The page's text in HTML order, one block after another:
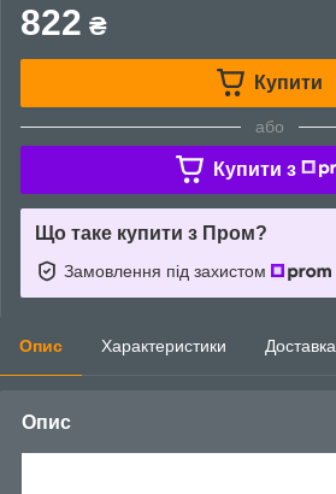
822 ₴
Купити
або
Купити з
Що таке купити з Пром?
Замовлення під захистом
Опис Характеристики Доставка
Опис